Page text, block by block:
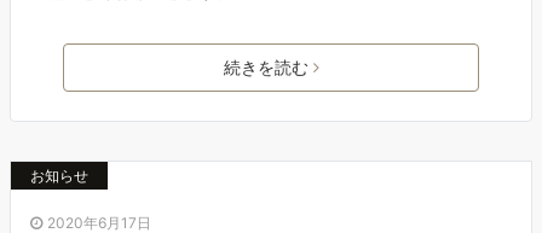
続きを読む
お知らせ
2020年6月17日